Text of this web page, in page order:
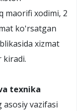
maorifi xodimi, 2
koʻrsatgan
xizmat
kiradi.
texnika
asosiy vazifasi